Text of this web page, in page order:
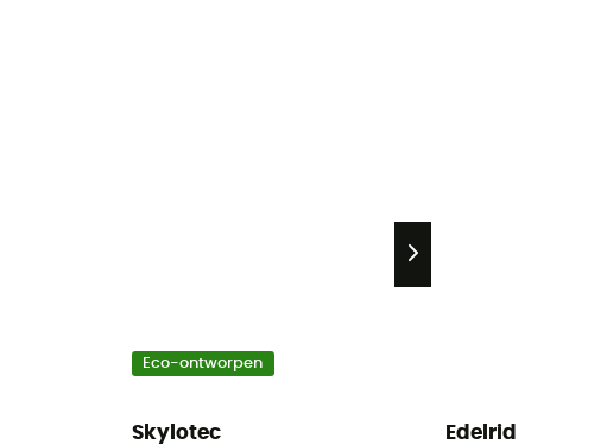
Eco-ontworpen
Skylotec Edelrid